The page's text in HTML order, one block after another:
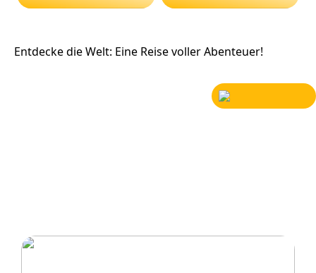
Entdecke die Welt: Eine Reise voller Abenteuer!